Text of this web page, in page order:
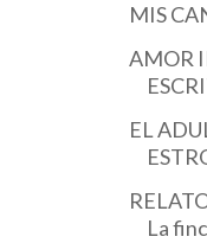
MIS
AMOR
EL
La